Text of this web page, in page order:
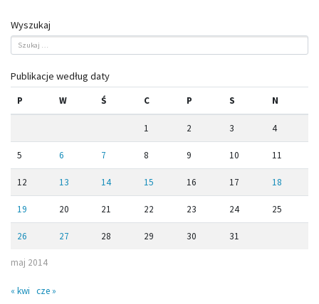
Wyszukaj
Publikacje według daty
maj 2014
P W Ś C P S N
1 2 3 4
5 6 7 8 9 10 11
12 13 14 15 16 17 18
19 20 21 22 23 24 25
26 27 28 29 30 31
« kwi cze »